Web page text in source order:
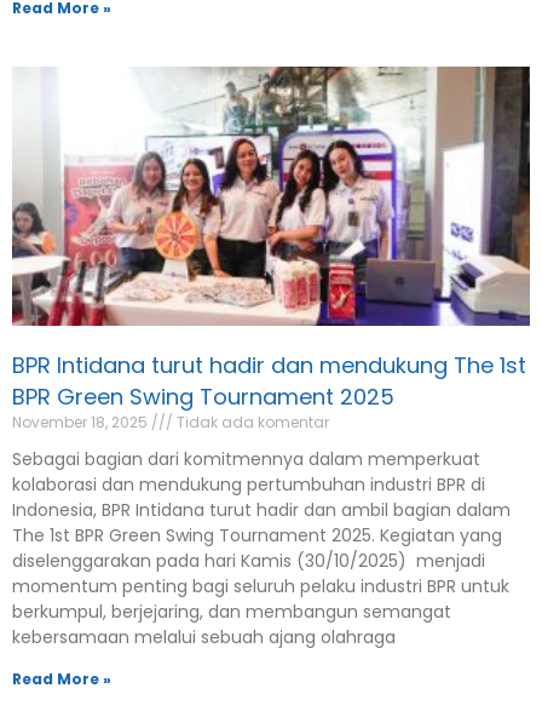
BPR Green Swing Tournament 2025
November 18, 2025 Tidak ada komentar
kolaborasi dan mendukung pertumbuhan industri BPR di
Indonesia, BPR Intidana turut hadir dan ambil bagian dalam
The 1st BPR Green Swing Tournament 2025. Kegiatan yang
diselenggarakan pada hari Kamis (30/10/2025) menjadi
momentum penting bagi seluruh pelaku industri BPR untuk
berkumpul, berjejaring, dan membangun semangat
kebersamaan melalui sebuah ajang olahraga